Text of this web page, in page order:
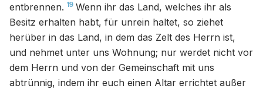
entbrennen. 19 Wenn ihr das Land, welches ihr als
Besitz erhalten habt, für unrein haltet, so ziehet
herüber in das Land, in dem das Zelt des Herrn ist,
und nehmet unter uns Wohnung; nur werdet nicht vor
dem Herrn und von der Gemeinschaft mit uns
abtrünnig, indem ihr euch einen Altar errichtet außer